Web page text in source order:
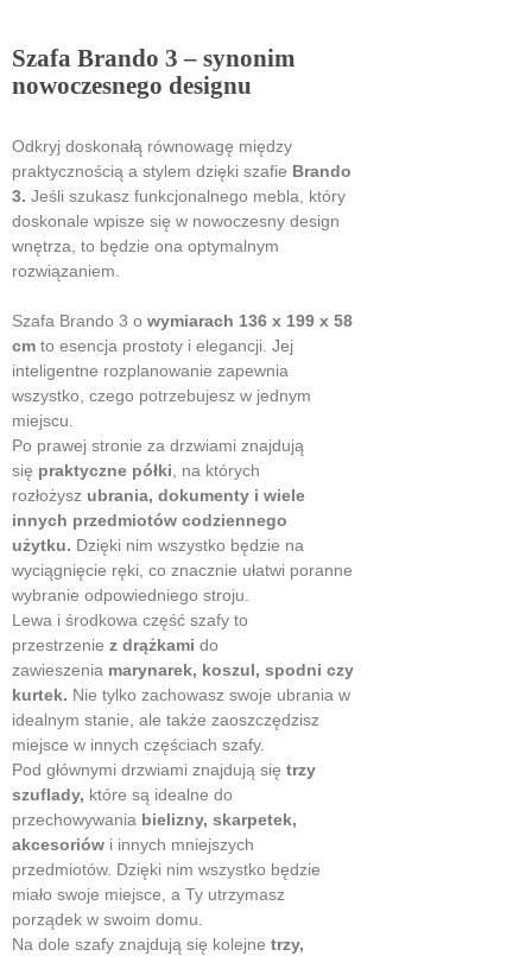
Szafa Brando 3 – synonim
nowoczesnego designu
Odkryj doskonałą równowagę między
praktycznością a stylem dzięki szafie Brando
3. Jeśli szukasz funkcjonalnego mebla, który
doskonale wpisze się w nowoczesny design
wnętrza, to będzie ona optymalnym
rozwiązaniem.
Szafa Brando 3 o wymiarach 136 x 199 x 58
cm to esencja prostoty i elegancji. Jej
inteligentne rozplanowanie zapewnia
wszystko, czego potrzebujesz w jednym
miejscu.
Po prawej stronie za drzwiami znajdują
się praktyczne półki , na których
rozłożysz ubrania, dokumenty i wiele
innych przedmiotów codziennego
użytku. Dzięki nim wszystko będzie na
wyciągnięcie ręki, co znacznie ułatwi poranne
wybranie odpowiedniego stroju.
Lewa i środkowa część szafy to
przestrzenie z drążkami do
zawieszenia marynarek, koszul, spodni czy
kurtek. Nie tylko zachowasz swoje ubrania w
idealnym stanie, ale także zaoszczędzisz
miejsce w innych częściach szafy.
Pod głównymi drzwiami znajdują się trzy
szuflady, które są idealne do
przechowywania bielizny, skarpetek,
akcesoriów i innych mniejszych
przedmiotów. Dzięki nim wszystko będzie
miało swoje miejsce, a Ty utrzymasz
porządek w swoim domu.
Na dole szafy znajdują się kolejne trzy,